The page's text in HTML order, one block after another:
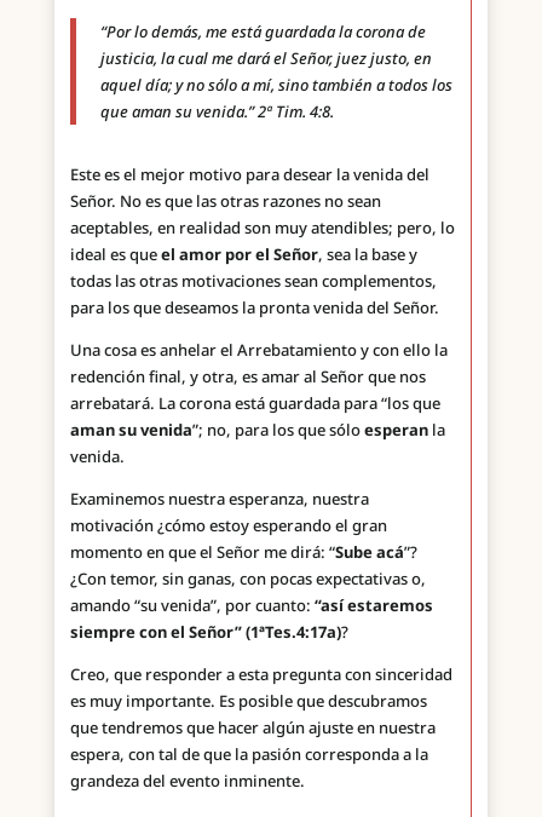
“Por lo demás, me está guardada la corona de
justicia, la cual me dará el Señor, juez justo, en
aquel día; y no sólo a mí, sino también a todos los
que aman su venida.” 2ª Tim. 4:8.
Este es el mejor motivo para desear la venida del
Señor. No es que las otras razones no sean
aceptables, en realidad son muy atendibles; pero, lo
ideal es queel amor por el Señor, sea la base y
todas las otras motivaciones sean complementos,
para los que deseamos la pronta venida del Señor.
Una cosa es anhelar el Arrebatamiento y con ello la
redención final, y otra, es amar al Señor que nos
arrebatará. La corona está guardada para “los que
amansu venida”; no, para los que sóloesperanla
venida.
Examinemos nuestra esperanza, nuestra
motivación ¿cómo estoy esperando el gran
momento en que el Señor me dirá: “Sube acá”?
¿Con temor, sin ganas, con pocas expectativas o,
amando “su venida”, por cuanto: “así estaremos
siempre con el Señor” (1ªTes.4:17a)?
Creo, que responder a esta pregunta con sinceridad
es muy importante. Es posible que descubramos
que tendremos que hacer algún ajuste en nuestra
espera, con tal de que la pasión corresponda a la
grandeza del evento inminente.